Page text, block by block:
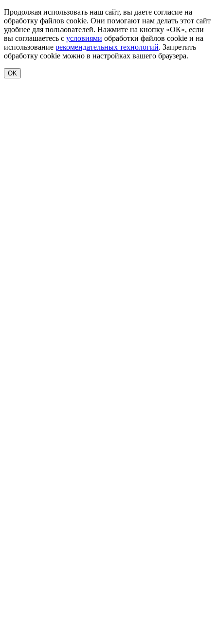
Продолжая использовать наш сайт, вы даете согласие на
обработку файлов cookie. Они помогают нам делать этот сайт
удобнее для пользователей. Нажмите на кнопку «ОК», если
вы соглашаетесь с условиями обработки файлов cookie и на
использование рекомендательных технологий. Запретить
обработку cookie можно в настройках вашего браузера.
OK